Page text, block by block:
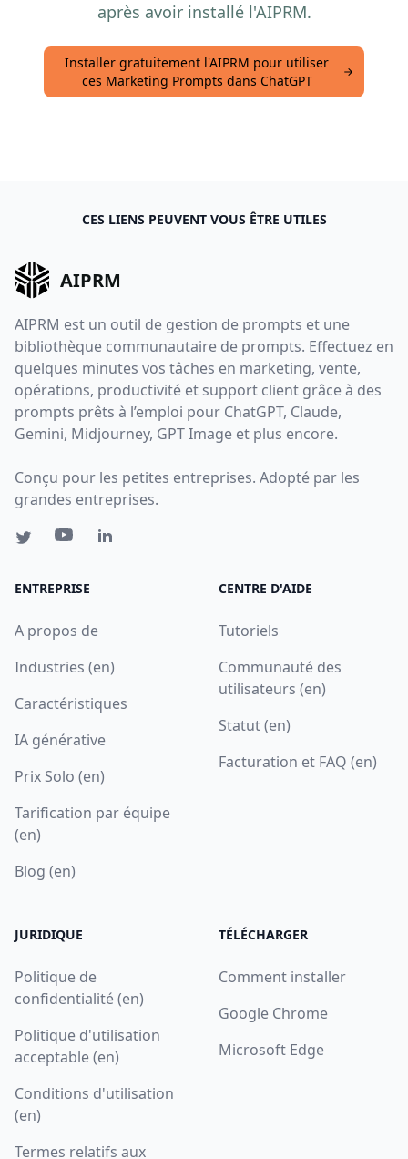
après avoir installé l'AIPRM.
Installer gratuitement l'AIPRM pour utiliser
ces Marketing Prompts dans ChatGPT
CES LIENS PEUVENT VOUS ÊTRE UTILES
AIPRM
AIPRM est un outil de gestion de prompts et une
bibliothèque communautaire de prompts. Effectuez en
quelques minutes vos tâches en marketing, vente,
opérations, productivité et support client grâce à des
prompts prêts à l’emploi pour ChatGPT, Claude,
Gemini, Midjourney, GPT Image et plus encore.
Conçu pour les petites entreprises. Adopté par les
grandes entreprises.
ENTREPRISE
A propos de
Industries (en)
Caractéristiques
IA générative
Prix Solo (en)
Tarification par équipe
(en)
Blog (en)
CENTRE D'AIDE
Tutoriels
Communauté des
utilisateurs (en)
Statut (en)
Facturation et FAQ (en)
JURIDIQUE
Politique de
confidentialité (en)
Politique d'utilisation
acceptable (en)
Conditions d'utilisation
(en)
Termes relatifs aux
TÉLÉCHARGER
Comment installer
Google Chrome
Microsoft Edge